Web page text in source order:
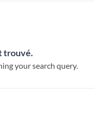
trouvé.
your search query.